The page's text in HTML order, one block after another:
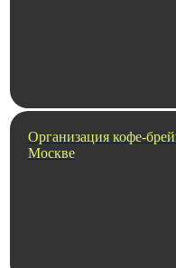
Организация кофе-
Москве